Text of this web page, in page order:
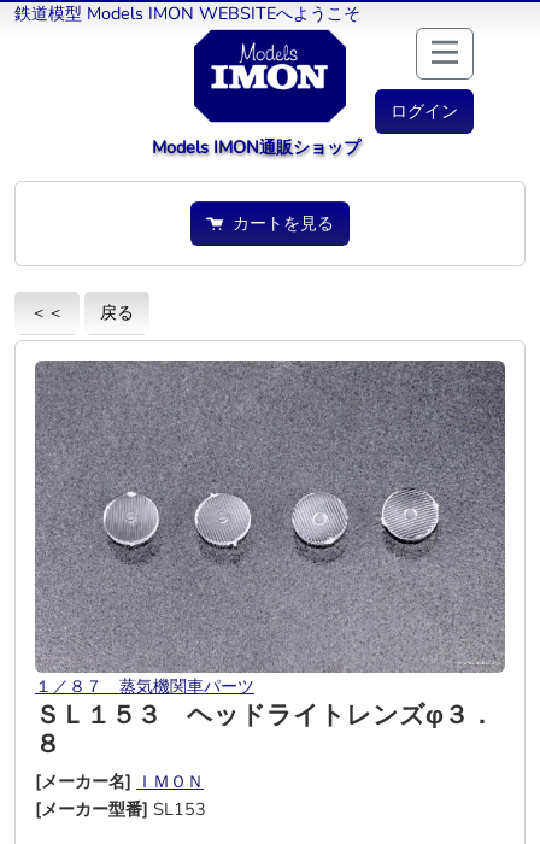
鉄道模型 Models IMON WEBSITEへようこそ
ログイン
Models IMON通販ショップ
カートを見る
＜＜ 戻る
１／８７ 蒸気機関車パーツ
ＳＬ１５３ ヘッドライトレンズφ３．
８
[メーカー名] ＩＭＯＮ
[メーカー型番] SL153